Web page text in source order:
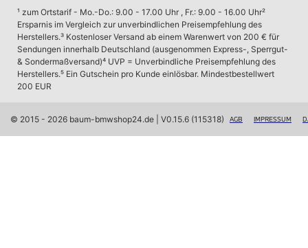
Navigation Update
Kommunikation & Information
Winterkompletträder
Sommerkompletträder
Räderzubehör
Felgen
Reifen
MINI Countryman Zubehör
Transport & Gepäck
¹ zum Ortstarif - Mo.-Do.: 9.00 - 17.00 Uhr , Fr.: 9.00 - 16.00 Uhr²
Ersparnis im Vergleich zur unverbindlichen Preisempfehlung des
Herstellers.³ Kostenloser Versand ab einem Warenwert von 200 € für
Sendungen innerhalb Deutschland (ausgenommen Express-, Sperrgut-
& Sondermaßversand)⁴ UVP = Unverbindliche Preisempfehlung des
Herstellers.⁵ Ein Gutschein pro Kunde einlösbar. Mindestbestellwert
200 EUR
© 2015 - 2026 baum-bmwshop24.de | V0.15.6 (115318) AGB IMPRESSUM